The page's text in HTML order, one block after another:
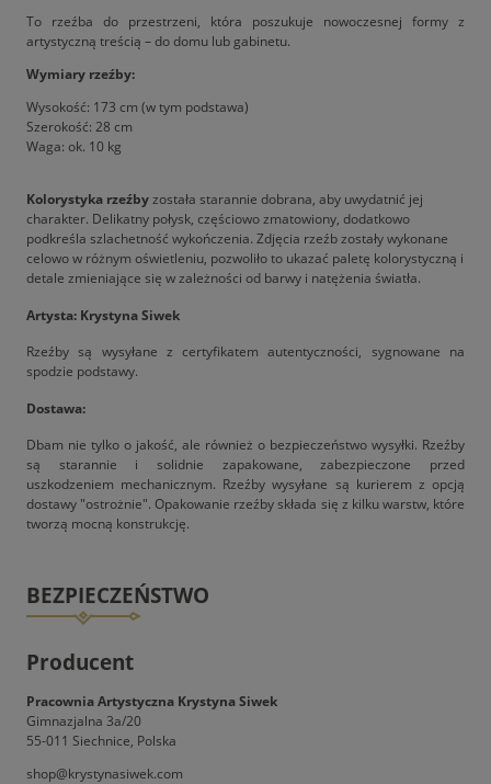
To rzeźba do przestrzeni, która poszukuje nowoczesnej formy z
artystyczną treścią – do domu lub gabinetu.
Wymiary rzeźby:
Wysokość: 173 cm (w tym podstawa)
Szerokość: 28 cm
Waga: ok. 10 kg
Kolorystyka rzeźbyzostała starannie dobrana, aby uwydatnić jej
charakter. Delikatny połysk, częściowo zmatowiony, dodatkowo
podkreśla szlachetność wykończenia. Zdjęcia rzeźb zostały wykonane
celowo w różnym oświetleniu, pozwoliło to ukazać paletę kolorystyczną i
detale zmieniające się w zależności od barwy i natężenia światła.
Artysta: Krystyna Siwek
Rzeźby są wysyłane z certyfikatem autentyczności, sygnowane na
spodzie podstawy.
Dostawa:
Dbam nie tylko o jakość, ale również o bezpieczeństwo wysyłki. Rzeźby
są starannie i solidnie zapakowane, zabezpieczone przed
uszkodzeniem mechanicznym. Rzeźby wysyłane są kurierem z opcją
dostawy "ostrożnie". Opakowanie rzeźby składa się z kilku warstw, które
tworzą mocną konstrukcję.
BEZPIECZEŃSTWO
Producent
Pracownia Artystyczna Krystyna Siwek
Gimnazjalna 3a/20
55-011 Siechnice, Polska
shop@krystynasiwek.com